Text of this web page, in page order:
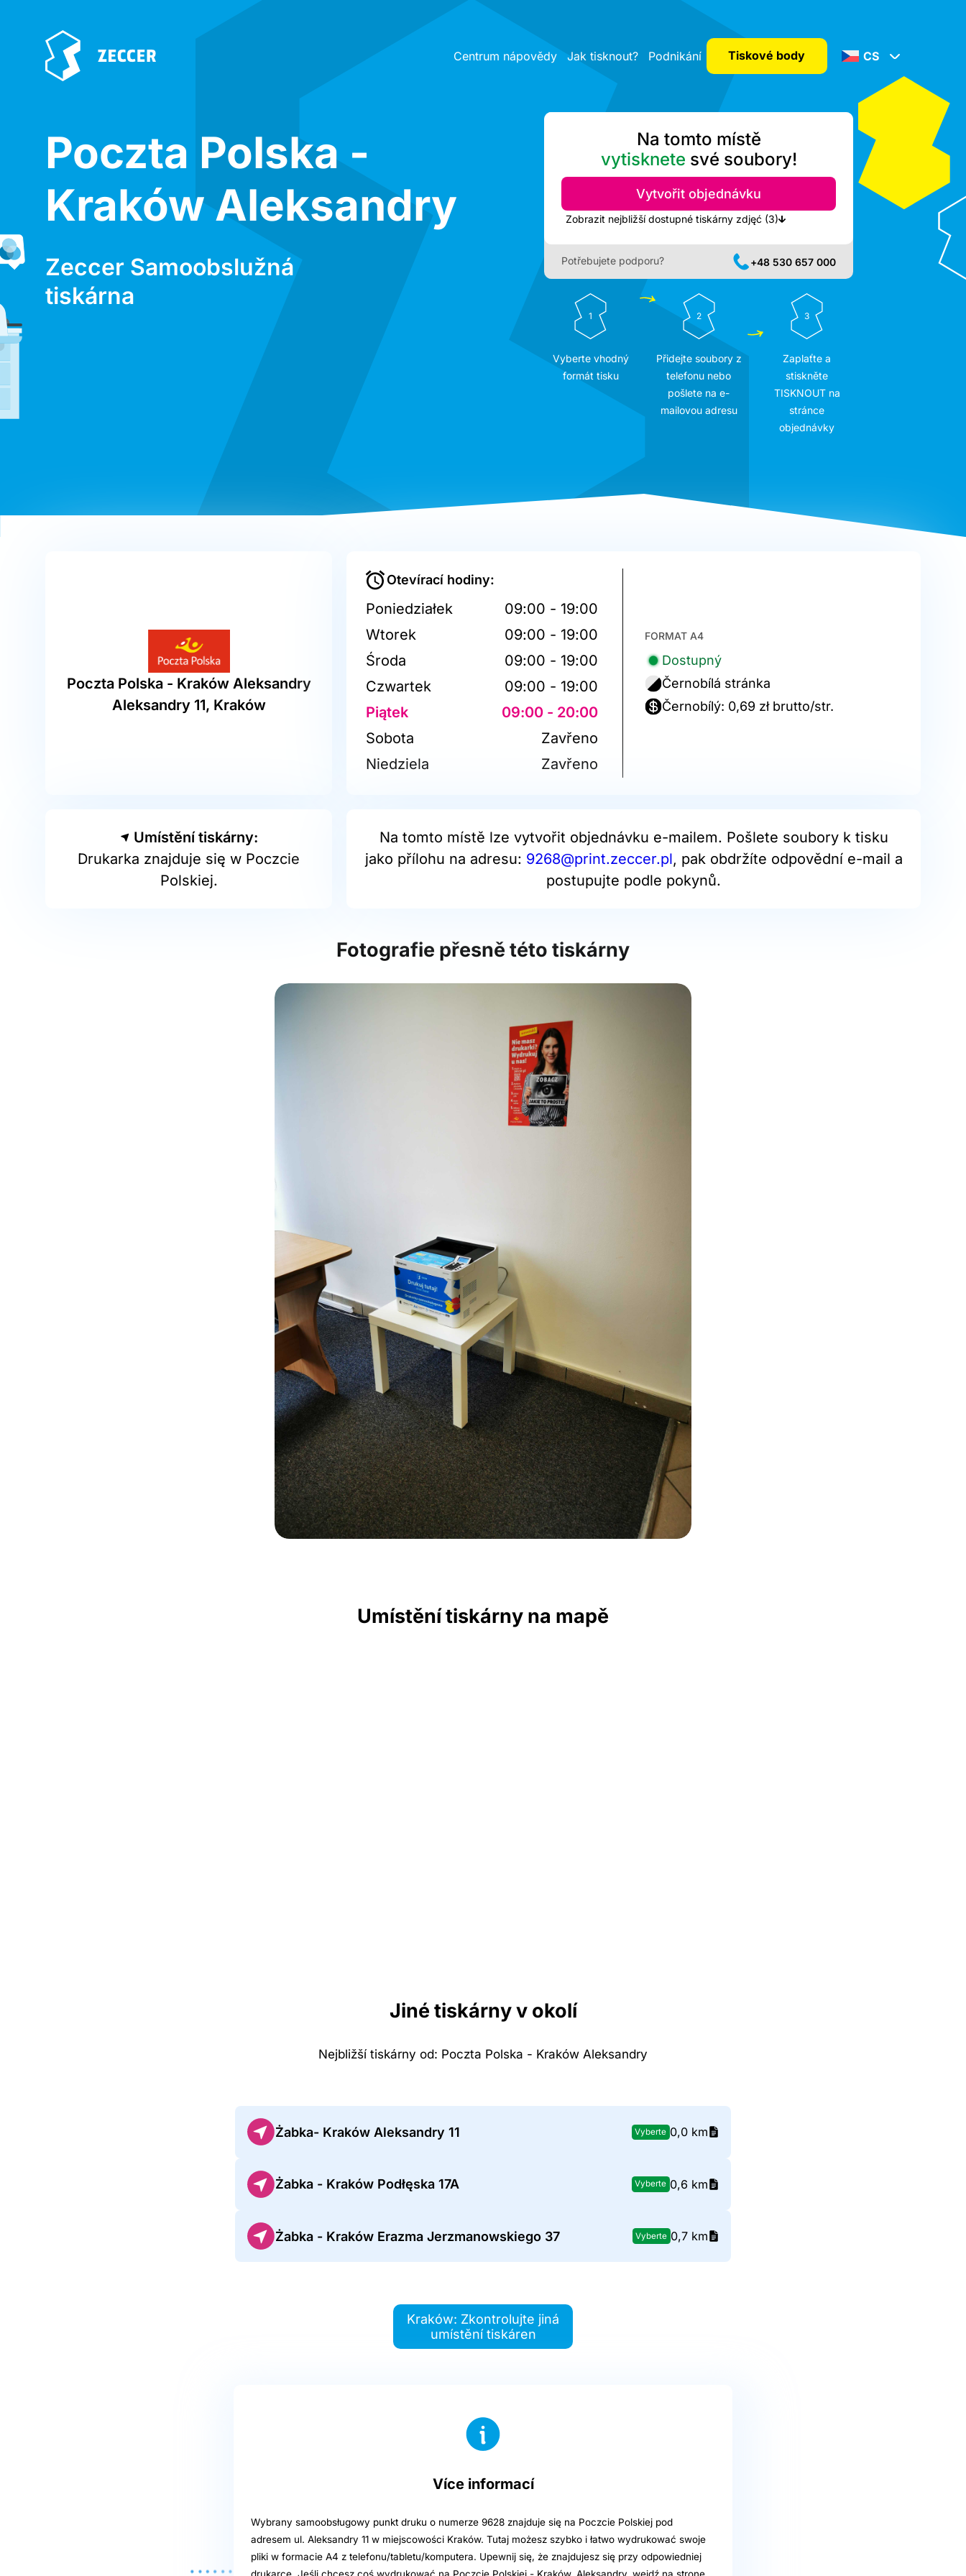
Centrum nápovědy Jak tisknout? Podnikání Tiskové body CS
Poczta Polska -
Kraków Aleksandry
Zeccer Samoobslužná
tiskárna
Na tomto místě
vytisknete své soubory!
Vytvořit objednávku
Zobrazit nejbližší dostupné tiskárny zdjęć (3)
Potřebujete podporu? +48 530 657 000
1
Vyberte vhodný
formát tisku
2
Přidejte soubory z
telefonu nebo
pošlete na e-
mailovou adresu
3
Zaplaťte a
stiskněte
TISKNOUT na
stránce
objednávky
Poczta Polska - Kraków Aleksandry
Aleksandry 11, Kraków
Otevírací hodiny:
Poniedziałek
09:00 - 19:00
Wtorek
09:00 - 19:00
Środa
09:00 - 19:00
Czwartek
09:00 - 19:00
Piątek
09:00 - 20:00
Sobota
Zavřeno
Niedziela
Zavřeno
FORMAT A4
Dostupný
Černobílá stránka
Černobílý: 0,69 zł brutto/str.
Umístění tiskárny:
Drukarka znajduje się w Poczcie
Polskiej.
Na tomto místě lze vytvořit objednávku e-mailem. Pošlete soubory k tisku
jako přílohu na adresu: 9268@print.zeccer.pl, pak obdržíte odpovědní e-mail a
postupujte podle pokynů.
Fotografie přesně této tiskárny
Umístění tiskárny na mapě
Jiné tiskárny v okolí
Nejbližší tiskárny od: Poczta Polska - Kraków Aleksandry
Żabka- Kraków Aleksandry 11 Vyberte 0,0 km
Żabka - Kraków Podłęska 17A Vyberte 0,6 km
Żabka - Kraków Erazma Jerzmanowskiego 37 Vyberte 0,7 km
Kraków: Zkontrolujte jiná
umístění tiskáren
Více informací
Wybrany samoobsługowy punkt druku o numerze 9628 znajduje się na Poczcie Polskiej pod
adresem ul. Aleksandry 11 w miejscowości Kraków. Tutaj możesz szybko i łatwo wydrukować swoje
pliki w formacie A4 z telefonu/tabletu/komputera. Upewnij się, że znajdujesz się przy odpowiedniej